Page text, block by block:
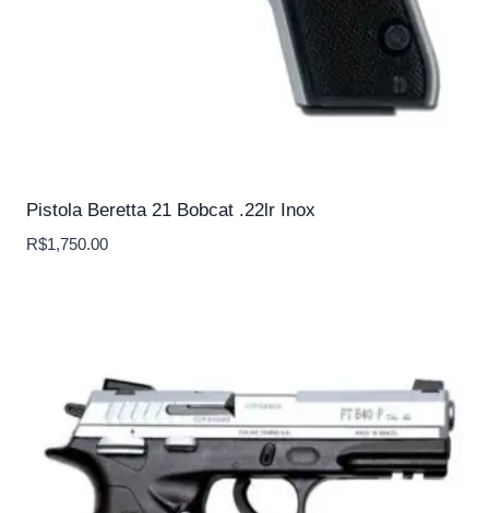
Pistola Beretta 21 Bobcat .22lr Inox
R$1,750.00